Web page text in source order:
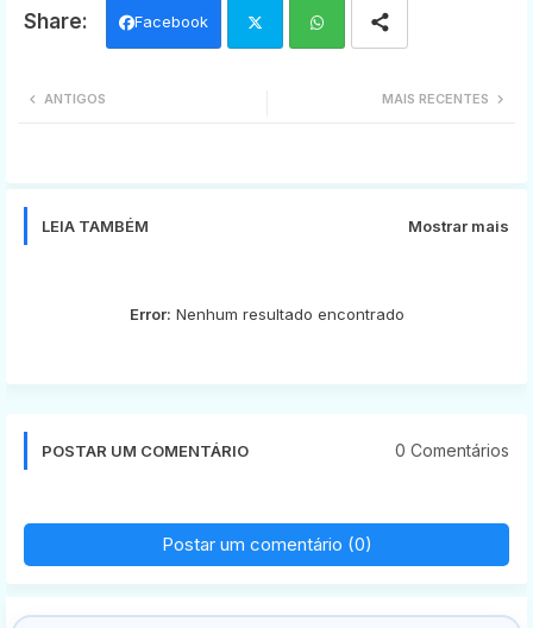
Facebook
MAIS RECENTES
ANTIGOS
LEIA TAMBÉM Mostrar mais
Error: Nenhum resultado encontrado
POSTAR UM COMENTÁRIO 0 Comentários
Postar um comentário (0)